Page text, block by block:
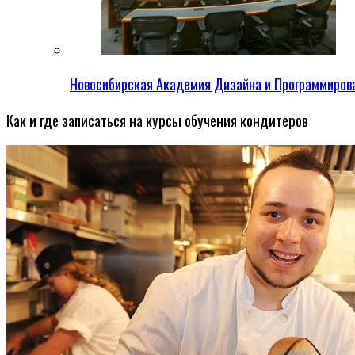
Новосибирская Академия Дизайна и
Как и где записаться на курсы обучения кондитеров